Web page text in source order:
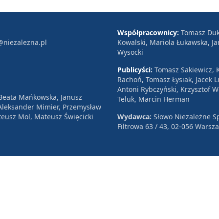
Mańkowska, Janusz
Mimier, Przemysław
Mol, Mateusz Święcicki
Współpracownicy: Tomasz
Kowalski, Mariola Łukawska,
Wysocki
Publicyści: Tomasz Sakiewicz,
Rachoń, Tomasz Łysiak,
Antoni Rybczyński, Krzysztof
Teluk, Marcin Herman
Wydawca: Słowo Niezależne
Filtrowa 63 / 43, 02-056